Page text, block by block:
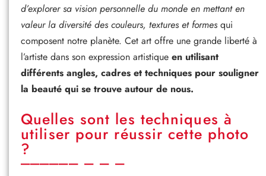
d’explorer sa vision personnelle du monde en mettant en
valeur la diversité des couleurs, textures et formes qui
composent notre planète. Cet art offre une grande liberté à
l’artiste dans son expression artistique en utilisant
différents angles, cadres et techniques pour souligner
la beauté qui se trouve autour de nous.
Quelles sont les techniques à
utiliser pour réussir cette photo
?